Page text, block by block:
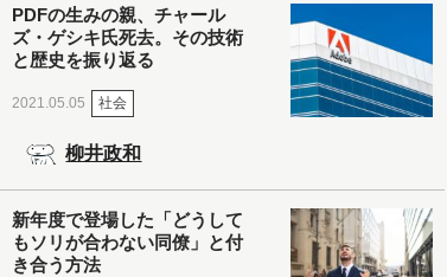
PDFの生みの親、チャール
ズ・ゲシキ氏死去。その技術
と歴史を振り返る
2021.05.05 社会
柳井政和
新年度で登場した「どうして
もソリが合わない同僚」と付
き合う方法